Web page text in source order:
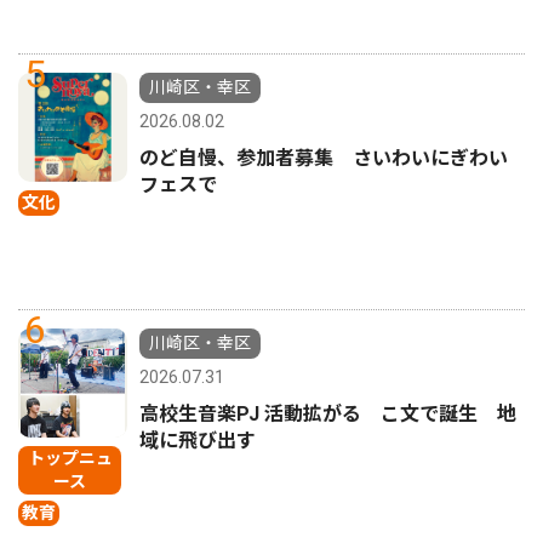
5
文化
川崎区・幸区
2026.08.02
のど自慢、参加者募集 さいわいにぎわい
フェスで
6
トップニュ
ース
教育
川崎区・幸区
2026.07.31
高校生音楽PJ 活動拡がる こ文で誕生 地
域に飛び出す